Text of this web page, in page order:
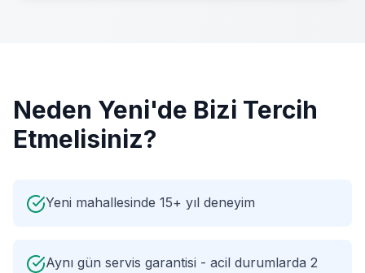
Neden Yeni'de Bizi Tercih
Etmelisiniz?
Yeni mahallesinde 15+ yıl deneyim
Aynı gün servis garantisi - acil durumlarda 2